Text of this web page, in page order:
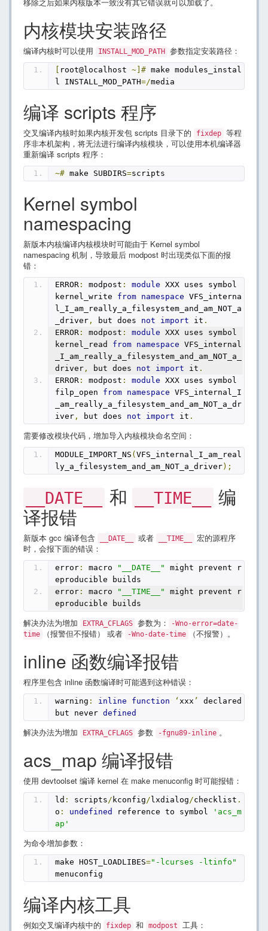
内核模块安装路径
编译内核时可以使用 INSTALL_MOD_PATH 参数指定安装路径：
root@localhost ~]# make modules_instal
l INSTALL_MOD_PATH=/media
编译 scripts 程序
交叉编译内核时如果内核开发包 scripts 目录下的 fixdep 等程
序非本机架构，将无法进行编译内核模块，可以使用本机编译器
重新编译 scripts 程序：
~# make SUBDIRS=scripts
Kernel symbol
namespacing
新版本内核编译内核模块时可能由于 Kernel symbol
namespacing 机制，导致最后 modpost 时出现类似下面的报
错：
ERROR : modpost : module XXX uses symbol
kernel_write from namespace VFS_interna
l_I_am_really_a_filesystem_and_am_NOT_a
_driver , but does not import it .
ERROR : modpost : module XXX uses symbol
kernel_read from namespace VFS_internal
_I_am_really_a_filesystem_and_am_NOT_a_
driver , but does not import it .
ERROR : modpost : module XXX uses symbol
filp_open from namespace VFS_internal_I
_am_really_a_filesystem_and_am_NOT_a_dr
iver , but does not import it .
需要修改模块代码，增加导入内核模块命名空间：
MODULE_IMPORT_NS ( VFS_internal_I_am_real
ly_a_filesystem_and_am_NOT_a_driver);
__DATE__ 和 __TIME__ 编
译报错
新版本 gcc 编译包含 __DATE__ 或者 __TIME__
宏的源程序
时，会报下面的错误：
error : macro "__DATE__"
might prevent r
eproducible builds
error : macro "__TIME__"
might prevent r
eproducible builds
解决办法为增加 EXTRA_CFLAGS 参数为：
-Wno-error=date-
time
（报警但不报错） 或者 -Wno-date-time （不报警）。
inline 函数编译报错
程序里包含 inline 函数编译时可能遇到这种错误：
warning : inline function ‘ xxx ’
declared
but never defined
解决办法为增加 EXTRA_CFLAGS 参数 -fgnu89-inline 。
acs_map 编译报错
使用 devtoolset 编译 kernel 在 make menuconfig 时可能报错：
ld : scripts/ kconfig/ lxdialog/checklist .
o : undefined reference to symbol
'acs_m
ap'
为命令增加参数：
make HOST_LOADLIBES="-lcurses -ltinfo"
menuconfig
编译内核工具
例如交叉编译内核中的 fixdep 和 modpost 工具：